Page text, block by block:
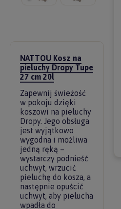
NATTOU Kosz na
pieluchy Dropy Tupe
27 cm 20l
Zapewnij świeżość
w pokoju dzięki
koszowi na pieluchy
Dropy. Jego obsługa
jest wyjątkowo
wygodna i możliwa
jedną ręką –
wystarczy podnieść
uchwyt, wrzucić
pieluchę do kosza, a
następnie opuścić
uchwyt, aby pielucha
wpadła do